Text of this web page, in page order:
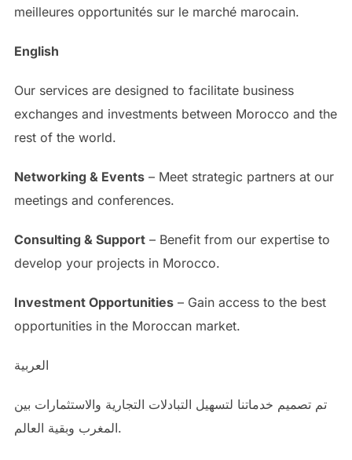
meilleures opportunités sur le marché marocain.
English
Our services are designed to facilitate business
exchanges and investments between Morocco and the
rest of the world.
Networking & Events– Meet strategic partners at our
meetings and conferences.
Consulting & Support– Benefit from our expertise to
develop your projects in Morocco.
Investment Opportunities– Gain access to the best
opportunities in the Moroccan market.
العربية
تم تصميم خدماتنا لتسهيل التبادلات التجارية والاستثمارات بين
المغرب وبقية العالم.